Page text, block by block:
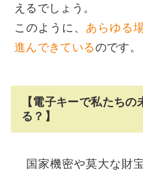
えるでしょう。
このように、 あらゆる
進んできているのです。
【電子キーで私たち
る？】
国家機密や莫大な財